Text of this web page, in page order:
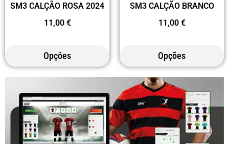
SM3 CALÇÃO ROSA 2024
11,00 €
Opções
SM3 CALÇÃO BRANCO
11,00 €
Opções